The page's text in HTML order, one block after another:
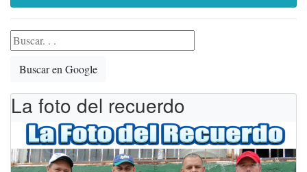
Buscar en Google
La foto del recuerdo